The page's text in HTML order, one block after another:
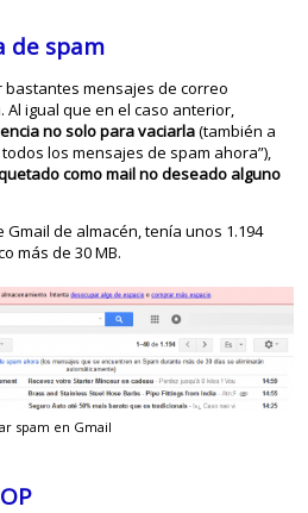
de spam
mensajes de correo
igual que en el caso anterior,
no solo para vaciarla(también a
los mensajes de spam ahora”),
como mail no deseado alguno
Gmail de almacén, tenía unos 1.194
más de 30 MB.
spam en Gmail